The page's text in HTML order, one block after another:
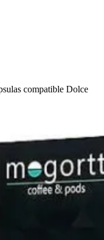
compatible Dolce